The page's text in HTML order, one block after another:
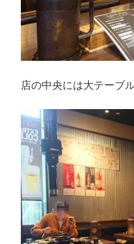
店の中央には大テーブ